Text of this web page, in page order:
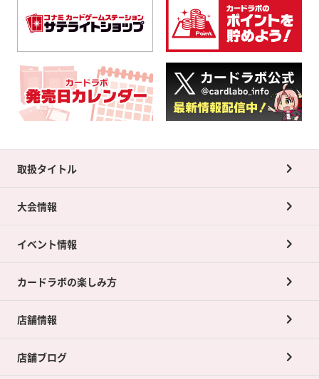
取扱タイトル
大会情報
イベント情報
カードラボの楽しみ方
店舗情報
店舗ブログ